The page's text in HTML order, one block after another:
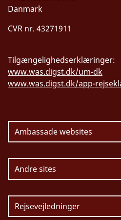
Danmark
CVR nr. 43271911
Tilgængelighedserklæringer:
www.was.digst.dk/um-dk
www.was.digst.dk/app-